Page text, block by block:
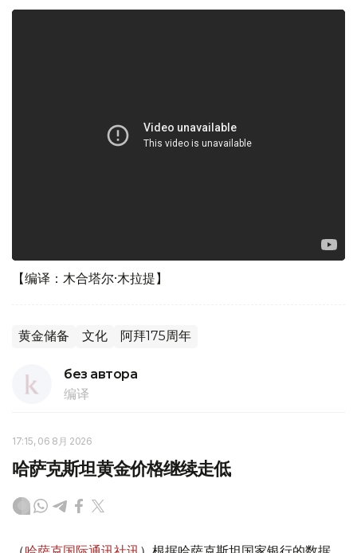
【编译：木合塔尔·木拉提】
黄金储备 文化 阿拜175周年
без автора
编译
17:15, 06 8月 2026
哈萨克斯坦黄金价格继续走低